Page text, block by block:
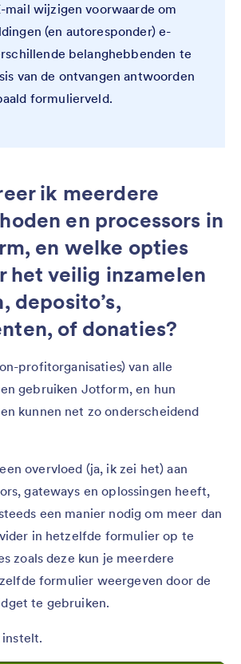
mail wijzigen voorwaarde om
(en autoresponder) e-
belanghebbenden te
van de ontvangen antwoorden
formulierveld.
ik meerdere
en processors in
en welke opties
het veilig inzamelen
deposito’s,
of donaties?
profitorganisaties) van alle
gebruiken Jotform, en hun
kunnen net zo onderscheidend
overvloed (ja, ik zei het) aan
gateways en oplossingen heeft,
een manier nodig om meer dan
in hetzelfde formulier op te
zoals deze kun je meerdere
formulier weergeven door de
te gebruiken.